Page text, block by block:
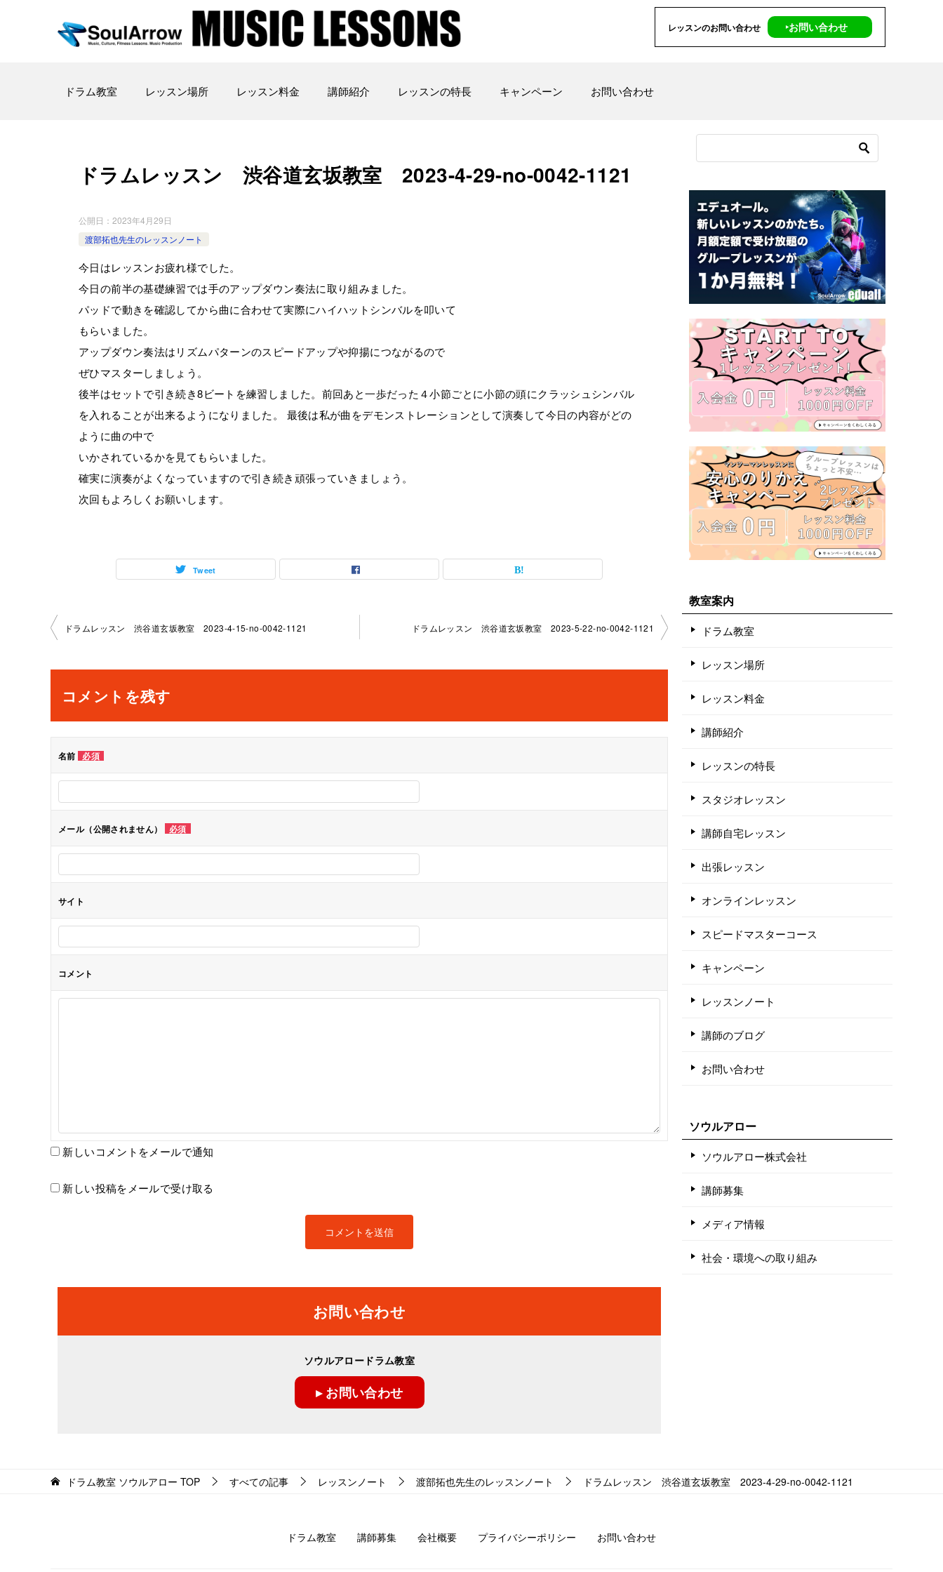
レッスンのお問い合わせ ‣お問い合わせ
ドラム教室 レッスン場所 レッスン料金 講師紹介 レッスンの特長 キャンペーン お問い合わせ
ドラムレッスン 渋谷道玄坂教室 2023-4-29-no-0042-1121
公開日： 2023年4月29日
渡部拓也先生のレッスンノート
今日はレッスンお疲れ様でした。
今日の前半の基礎練習では手のアップダウン奏法に取り組みました。
パッドで動きを確認してから曲に合わせて実際にハイハットシンバルを叩いて
もらいました。
アップダウン奏法はリズムパターンのスピードアップや抑揚につながるので
ぜひマスターしましょう。
後半はセットで引き続き8ビートを練習しました。前回あと一歩だった４小節ごとに小節の頭にクラッシュシンバル
を入れることが出来るようになりました。 最後は私が曲をデモンストレーションとして演奏して今日の内容がどの
ように曲の中で
いかされているかを見てもらいました。
確実に演奏がよくなっていますので引き続き頑張っていきましょう。
次回もよろしくお願いします。
Tweet
投
ナ
ビ
ゲ
ー
シ
ョ
ドラムレッスン 渋谷道玄坂教室 2023-4-15-no-0042-1121 ドラムレッスン 渋谷道玄坂教室 2023-5-22-no-0042-1121
コメントを残す
名前 必須
メール（公開されません） 必須
サイト
コメント
新しいコメントをメールで通知
新しい投稿をメールで受け取る
お問い合わせ
ソウルアロードラム教室
▸ お問い合わせ
教室案内
ドラム教室
レッスン場所
レッスン料金
講師紹介
レッスンの特長
スタジオレッスン
講師自宅レッスン
出張レッスン
オンラインレッスン
スピードマスターコース
キャンペーン
レッスンノート
講師のブログ
お問い合わせ
ソウルアロー
ソウルアロー株式会社
講師募集
メディア情報
社会・環境への取り組み
ドラム教室 ソウルアロー TOP すべての記事 レッスンノート 渡部拓也先生のレッスンノート ドラムレッスン 渋谷道玄坂教室 2023-4-29-no-0042-1121
ドラム教室 講師募集 会社概要 プライバシーポリシー お問い合わせ